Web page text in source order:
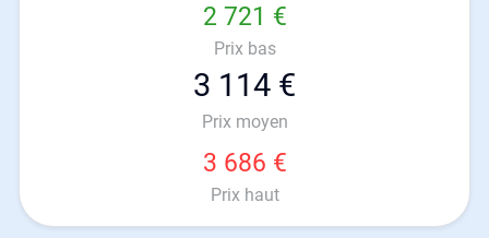
2 721 €
Prix bas
3 114 €
Prix moyen
3 686 €
Prix haut